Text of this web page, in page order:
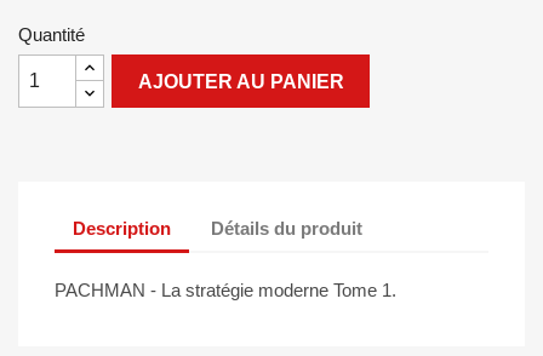
Quantité
AJOUTER AU PANIER
Description Détails du produit
PACHMAN - La stratégie moderne Tome 1.